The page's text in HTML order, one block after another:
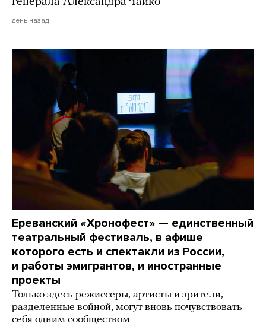
день назад
Ереванский «Хронофест» — единственный
театральный фестиваль, в афише
которого есть и спектакли из России,
и работы эмигрантов, и иностранные
проекты
Только здесь режиссеры, артисты и зрители,
разделенные войной, могут вновь почувствовать
себя одним сообществом